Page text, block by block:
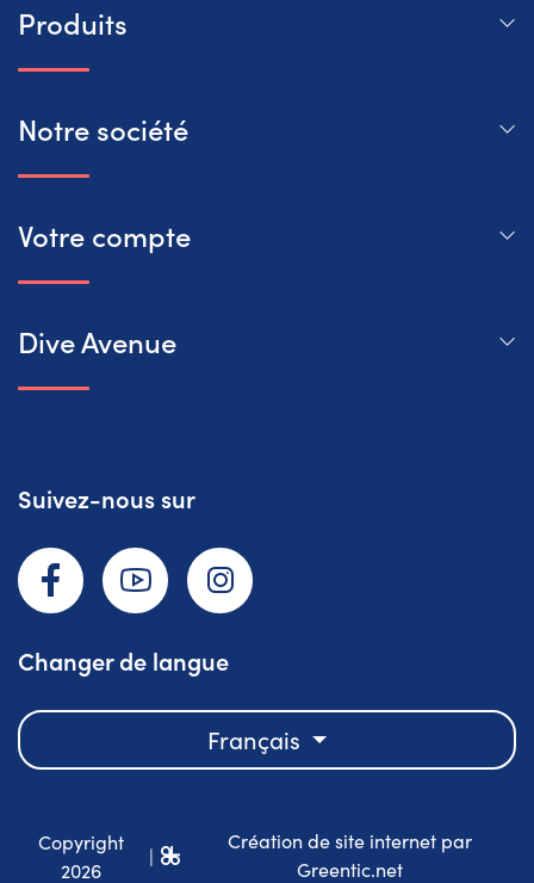
Produits
Notre société
Votre compte
Dive Avenue
Suivez-nous sur
Changer de langue
Français
Copyright
2026
|
Création de site internet par
Greentic.net